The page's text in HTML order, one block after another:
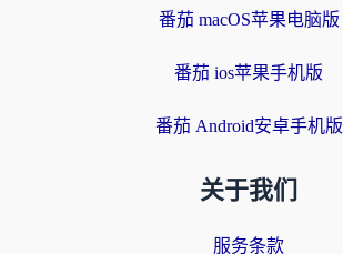
番茄 macOS苹果电脑版
番茄 ios苹果手机版
番茄 Android安卓手机版
关于我们
服务条款